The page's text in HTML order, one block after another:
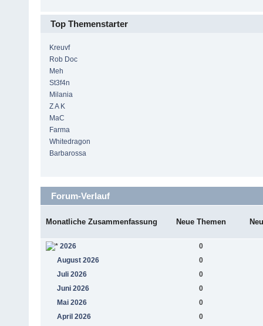
Top Themenstarter
Kreuvf
Rob Doc
Meh
St3f4n
Milania
Z A K
MaC
Farma
Whitedragon
Barbarossa
Forum-Verlauf
Monatliche Zusammenfassung Neue Themen
2026
0
August 2026
0
Juli 2026
0
Juni 2026
0
Mai 2026
0
April 2026
0